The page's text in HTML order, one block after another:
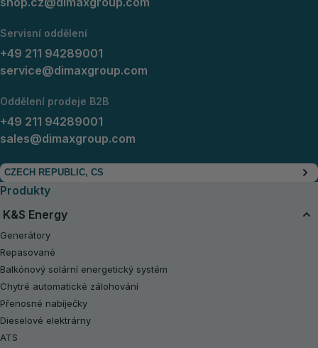
Servisní oddělení
+49 211 94289001
service@dimaxgroup.com
Oddělení prodeje B2B
+49 211 94289001
sales@dimaxgroup.com
CZECH REPUBLIC, CS
Produkty
K&S Energy
Generátory
Repasované
Balkónový solární energetický systém
Chytré automatické zálohování
Přenosné nabíječky
Dieselové elektrárny
ATS